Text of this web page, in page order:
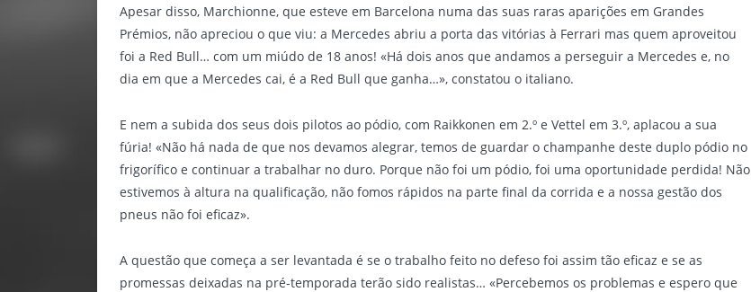
Apesar disso, Marchionne, que esteve em Barcelona numa das suas raras aparições em Grandes
Prémios, não apreciou o que viu: a Mercedes abriu a porta das vitórias à Ferrari mas quem aproveitou
foi a Red Bull… com um miúdo de 18 anos! «Há dois anos que andamos a perseguir a Mercedes e, no
dia em que a Mercedes cai, é a Red Bull que ganha…», constatou o italiano.
E nem a subida dos seus dois pilotos ao pódio, com Raikkonen em 2.º e Vettel em 3.º, aplacou a sua
fúria! «Não há nada de que nos devamos alegrar, temos de guardar o champanhe deste duplo pódio no
frigorífico e continuar a trabalhar no duro. Porque não foi um pódio, foi uma oportunidade perdida! Não
estivemos à altura na qualificação, não fomos rápidos na parte final da corrida e a nossa gestão dos
pneus não foi eficaz».
A questão que começa a ser levantada é se o trabalho feito no defeso foi assim tão eficaz e se as
promessas deixadas na pré-temporada terão sido realistas… «Percebemos os problemas e espero que